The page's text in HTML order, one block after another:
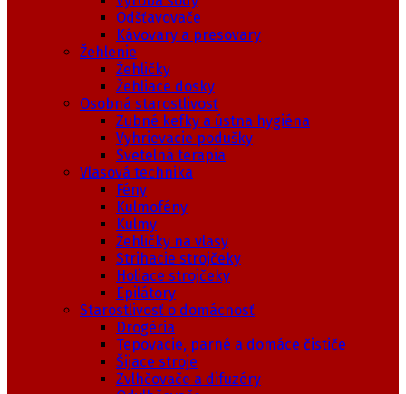
Odšťavovače
Kávovary a presovary
Žehlenie
Žehličky
Žehliace dosky
Osobná starostlivosť
Zubné kefky a ústna hygiéna
Vyhrievacie podušky
Svetelná terapia
Vlasová technika
Fény
Kulmofény
Kulmy
Žehličky na vlasy
Strihacie strojčeky
Holiace strojčeky
Epilátory
Starostlivosť o domácnosť
Drogéria
Tepovacie, parné a domáce čističe
Šijace stroje
Zvlhčovače a difuzéry